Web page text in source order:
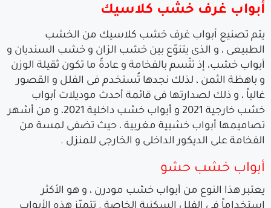
أبواب غرف خشب كلاسيك
يتم تصنيع أبواب غرف خشب كلاسيك من الخشب
الطبيعى ، و الذى يتنوّع بين خشب الزان و خشب السنديان و
أبواب خشب، إذ تتّسم بالفخامة و عادةً ما تكون ثقيلة الوزن
و باهظة الثمن ، لذلك نجدها تُستخدم فى الفلل و القصور
غالباً ، و ذلك لصدارتها فى قائمة أحدث موديلات أبواب
خشب خارجية 2021 و أبواب خشب داخلية 2021، و من أشهر
تصاميمها أبواب خشبية مغربية ، حيث تضفى لمسة من
الفخامة على الديكور الداخلى و الخارجى للمنزل .
أبواب خشب حشو
يعتبر هذا النوع من أبواب خشب مودرن ، و هو الأكثر